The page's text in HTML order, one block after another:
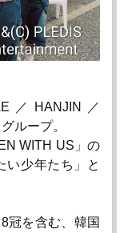
／HANJIN／
ループ。
WITH US 」の
い少年たち」と
8冠を含む、韓国